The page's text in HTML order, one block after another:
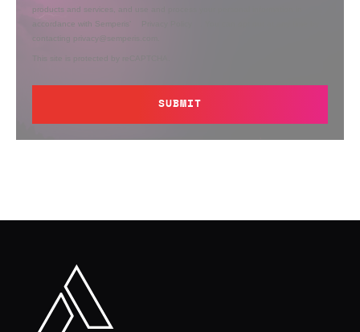
products and services, and use and process your personal information in
accordance with Semperis’
contacting privacy@semperis.com.
SUBMIT